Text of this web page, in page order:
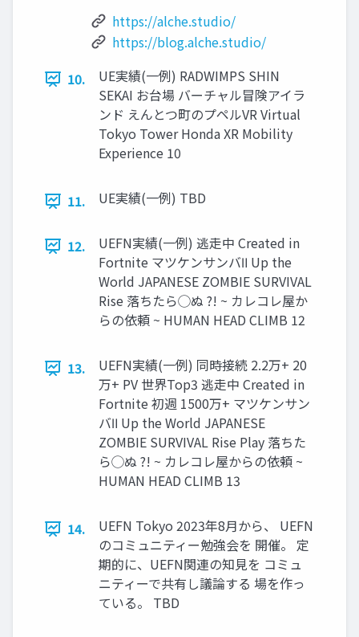
https://alche.studio/
https://blog.alche.studio/
10.
UE実績(一例) RADWIMPS SHIN
SEKAI お台場 バーチャル冒険アイラ
ンド えんとつ町のプペルVR Virtual
Tokyo Tower Honda XR Mobility
Experience 10
11. UE実績(一例) TBD
12.
UEFN実績(一例) 逃走中 Created in
Fortnite マツケンサンバⅡ Up the
World JAPANESE ZOMBIE SURVIVAL
Rise 落ちたら◯ぬ ?! ~ カレコレ屋か
らの依頼 ~ HUMAN HEAD CLIMB 12
13.
UEFN実績(一例) 同時接続 2.2万+ 20
万+ PV 世界Top3 逃走中 Created in
Fortnite 初週 1500万+ マツケンサン
バⅡ Up the World JAPANESE
ZOMBIE SURVIVAL Rise Play 落ちた
ら◯ぬ ?! ~ カレコレ屋からの依頼 ~
HUMAN HEAD CLIMB 13
14.
UEFN Tokyo 2023年8月から、 UEFN
のコミュニティー勉強会を 開催。 定
期的に、UEFN関連の知見を コミュ
ニティーで共有し議論する 場を作っ
ている。 TBD